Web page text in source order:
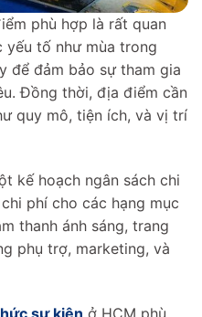
phù hợp là rất quan
yếu tố như mùa trong
để đảm bảo sự tham gia
Đồng thời, địa điểm cần
quy mô, tiện ích, và vị trí
kế hoạch ngân sách chi
phí cho các hạng mục
thanh ánh sáng, trang
phụ trợ, marketing, và
sự kiện ở HCM phù